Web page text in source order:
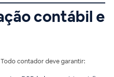
contábil e
contador deve garantir: